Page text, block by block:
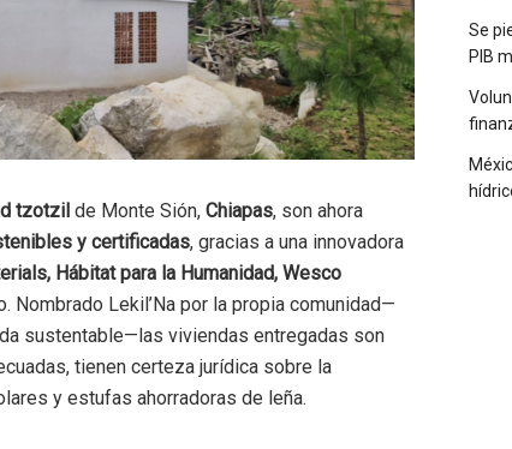
tzotzil de Monte Sión, Chiapas, son ahora
y certificadas, gracias a una innovadora
Hábitat para la Humanidad, Wesco
Nombrado Lekil’Na por la propia comunidad—
sustentable—las viviendas entregadas son
tienen certeza jurídica sobre la
y estufas ahorradoras de leña.
Se
PIB